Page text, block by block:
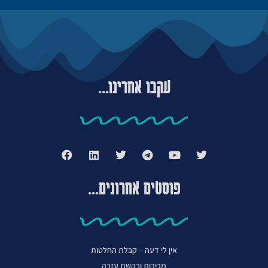
עקבו אחרינו...
פוסטים אחרונים...
אין לי דעה – קבלת החלטות
מכירות ובקשת עזרה